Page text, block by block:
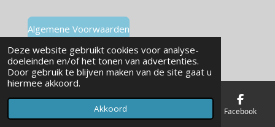
Deze website gebruikt cookies voor analyse-
doeleinden en/of het tonen van advertenties.
Door gebruik te blijven maken van de site gaat u
hiermee akkoord.
Akkoord
Algemene Voorwaarden
Powered byJouwWeb
Telefoonnummer Facebook